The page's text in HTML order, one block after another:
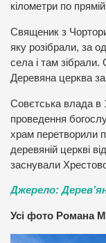
кілометри по
Священик з
яку розібрали, за
села і там
Деревяна церква
Совєтська влада в
проведення
храм перетворили
деревяній церкві
заснували
Джерело:
Усі фото Романа